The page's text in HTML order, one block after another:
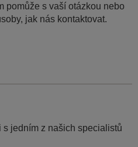
pomůže s vaší otázkou nebo
jak nás kontaktovat.
jedním z našich specialistů